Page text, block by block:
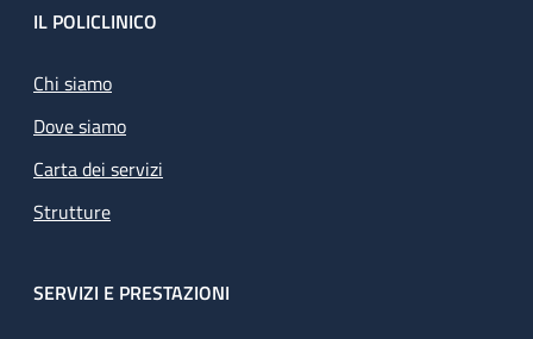
Footer
IL POLICLINICO
Chi siamo
Dove siamo
Carta dei servizi
Strutture
SERVIZI E PRESTAZIONI